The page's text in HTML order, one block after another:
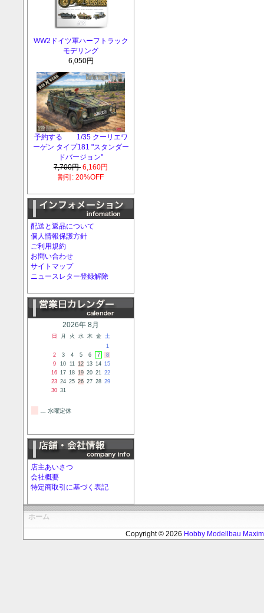
WW2ドイツ軍ハーフトラック
モデリング
6,050円
予約する 1/35 クーリエワ
ーゲン タイプ181 "スタンダー
ドバージョン"
7,700円 6,160円
割引: 20%OFF
配送と返品について
個人情報保護方針
ご利用規約
お問い合わせ
サイトマップ
ニュースレター登録解除
2026年 8月
日 月 火 水 木 金
土
1
2
3 4 5 6 7
8
9
10 11 12 13 14 15
16 17 18 19 20 21 22
23 24 25 26 27 28 29
30 31
… 水曜定休
店主あいさつ
会社概要
特定商取引に基づく表記
ホーム
Copyright © 2026 Hobby Modellbau